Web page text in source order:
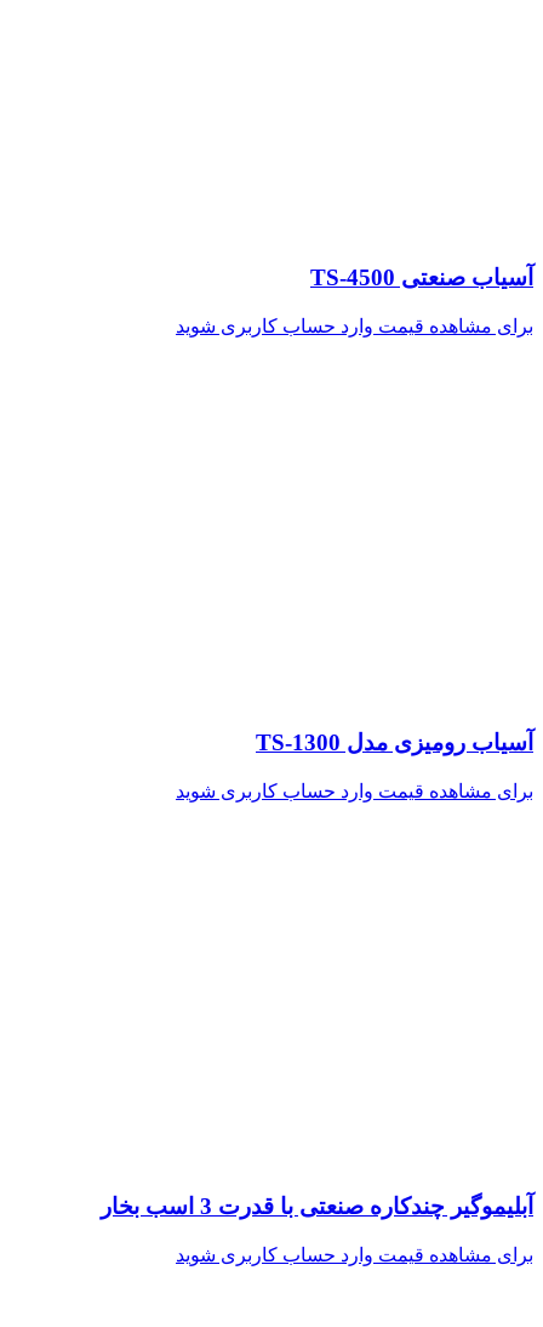
آسیاب صنعتی TS-4500
برای مشاهده قیمت وارد حساب کاربری شوید
آسیاب رومیزی مدل TS-1300
برای مشاهده قیمت وارد حساب کاربری شوید
آبلیموگیر چندکاره صنعتی با قدرت 3 اسب بخار
برای مشاهده قیمت وارد حساب کاربری شوید